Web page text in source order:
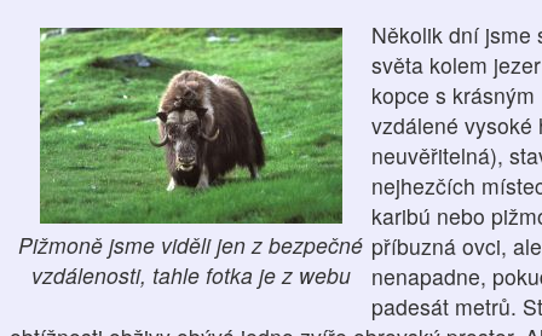
Pižmoně jsme viděli jen z bezpečné
vzdálenosti, tahle fotka je z webu
Několik dní jsme
světa kolem
kopce s
vzdálené vysoké
neuvěřitelná),
nejhezčích
karibú nebo
příbuzná ovci,
nenapadne,
padesát metrů.